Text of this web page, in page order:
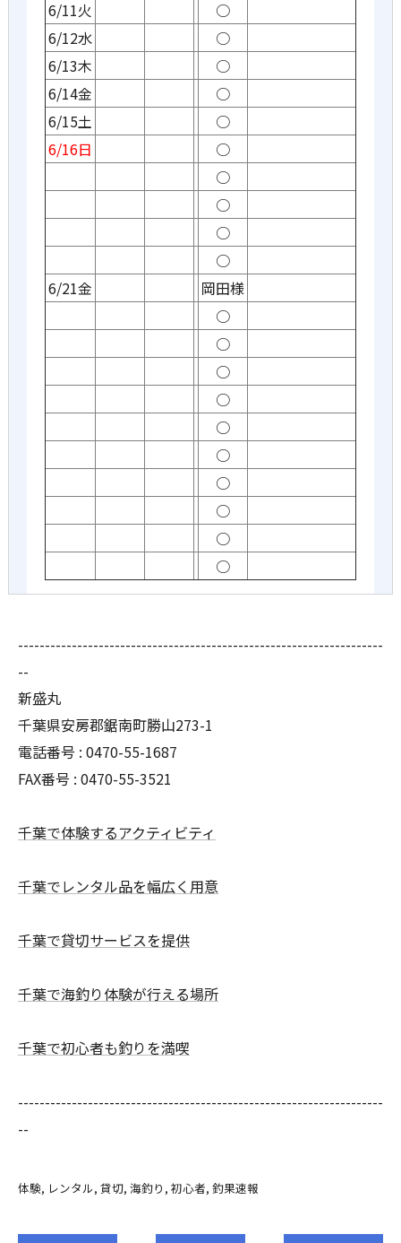
6/11火
○
6/12水
○
6/13木
○
6/14金
○
6/15土
○
6/16日
○
○
○
○
○
6/21金
岡田様
○
○
○
○
○
○
○
○
○
○
--------------------------------------------------------------------
--
新盛丸
千葉県安房郡鋸南町勝山273-1
電話番号 : 0470-55-1687
FAX番号 : 0470-55-3521
千葉で体験するアクティビティ
千葉でレンタル品を幅広く用意
千葉で貸切サービスを提供
千葉で海釣り体験が行える場所
千葉で初心者も釣りを満喫
--------------------------------------------------------------------
--
体験 レンタル 貸切 海釣り 初心者 釣果速報